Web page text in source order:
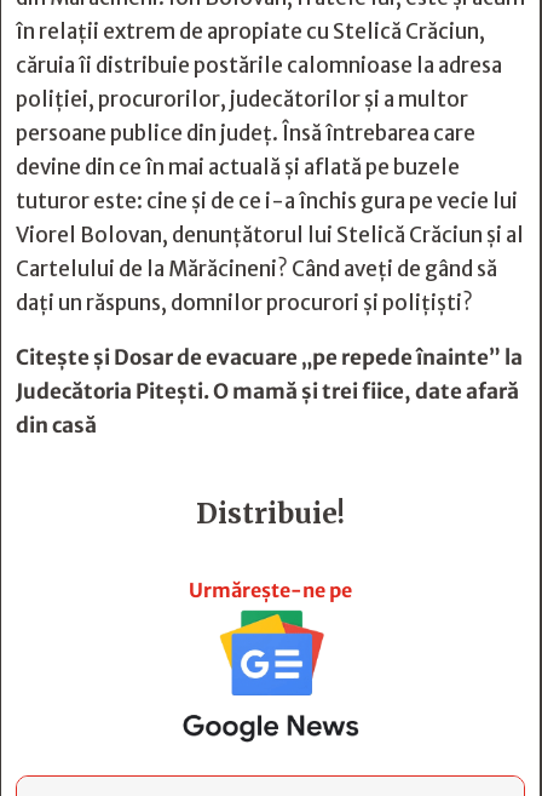
în relații extrem de apropiate cu Stelică Crăciun,
căruia îi distribuie postările calomnioase la adresa
poliției, procurorilor, judecătorilor și a multor
persoane publice din județ. Însă întrebarea care
devine din ce în mai actuală și aflată pe buzele
tuturor este: cine și de ce i-a închis gura pe vecie lui
Viorel Bolovan, denunțătorul lui Stelică Crăciun și al
Cartelului de la Mărăcineni? Când aveți de gând să
dați un răspuns, domnilor procurori și polițiști?
Citește șiDosar de evacuare „pe repede înainte” la
Judecătoria Piteşti. O mamă şi trei fiice, date afară
din casă
Distribuie!
Urmărește-ne pe